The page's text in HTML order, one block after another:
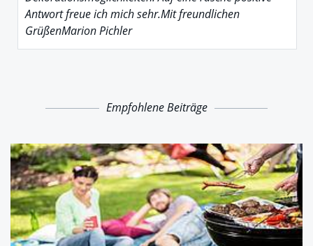
Antwort freue ich mich sehr.Mit freundlichen
GrüßenMarion Pichler
Empfohlene Beiträge